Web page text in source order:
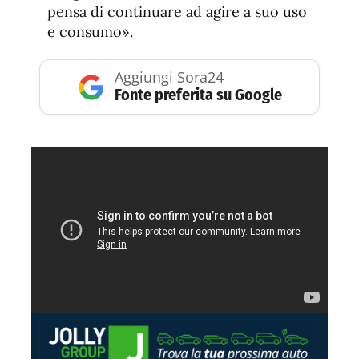
pensa di continuare ad agire a suo uso
e consumo».
Aggiungi Sora24
Fonte preferita su Google